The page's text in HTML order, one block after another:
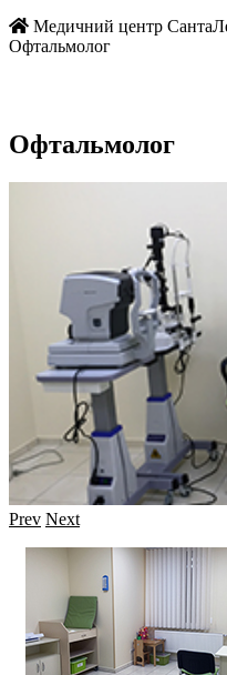
Медичний центр
Офтальмолог
Офтальмолог
Prev Next